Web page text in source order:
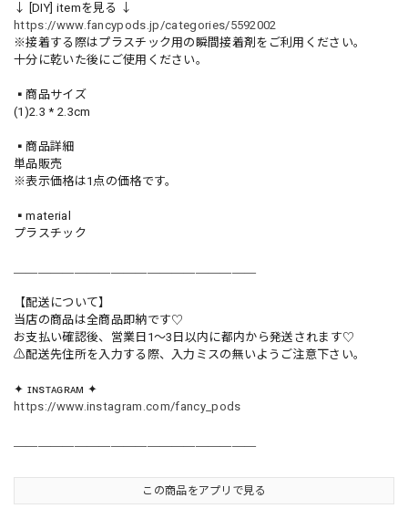
↓ [DIY] itemを見る ↓
https://www.fancypods.jp/categories/5592002
※接着する際はプラスチック用の瞬間接着剤をご利用ください。
十分に乾いた後にご使用ください。
▪️商品サイズ
(1)2.3 * 2.3cm
▪️商品詳細
単品販売
※表示価格は1点の価格です。
▪️material
プラスチック
【配送について】
当店の商品は全商品即納です♡︎
お支払い確認後、営業日1〜3日以内に都内から発送されます♡
⚠︎配送先住所を入力する際、入力ミスの無いようご注意下さい。
✦ ɪɴsᴛᴀɢʀᴀᴍ ✦
https://www.instagram.com/fancy_pods
この商品をアプリで見る